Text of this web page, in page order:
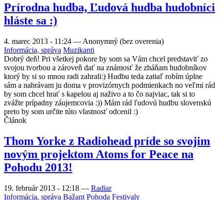
Prírodna hudba, Ľudová hudba hudobníci
hláste sa :)
4. marec 2013 - 11:24 — Anonymný (bez overenia)
Informácia, správa Muzikanti
Dobrý deň! Pri všetkej pokore by som sa Vám chcel predstaviť zo
svojou tvorbou a zároveň dať na známosť že zháňam hudobníkov
ktorý by si so mnou radi zahrali:) Hudbu teda zatiaľ robím úplne
sám a nahrávam ju doma v provizórnych podmienkach no veľmi rád
by som chcel hrať s kapelou aj naživo a to čo najviac, tak si to
zvážte prípadny záujemcovia :)) Mám rád ľudovú hudbu slovenskú
preto by som určite túto vlastnosť odcenil :)
Článok
Thom Yorke z Radiohead príde so svojim
novým projektom Atoms for Peace na
Pohodu 2013!
19. február 2013 - 12:18 — Radiar
Informácia, správa Bažant Pohoda Festivaly